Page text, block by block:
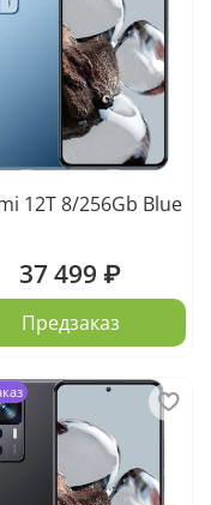
12T 8/256Gb Blue
37 499 ₽
Предзаказ